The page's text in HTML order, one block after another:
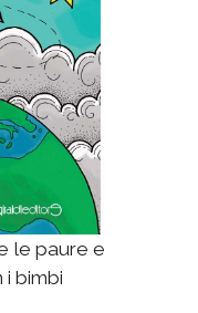
le paure e
i bimbi